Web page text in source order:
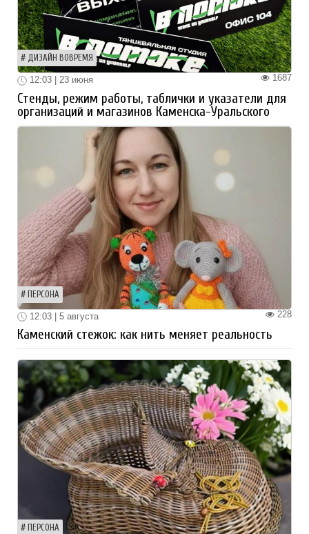
ДИЗАЙН ВОВРЕМЯ
1687
12:03 | 23 июня
Стенды, режим работы, таблички и указатели для
организаций и магазинов Каменска-Уральского
ПЕРСОНА
228
12:03 | 5 августа
Каменский стежок: как нить меняет реальность
ПЕРСОНА